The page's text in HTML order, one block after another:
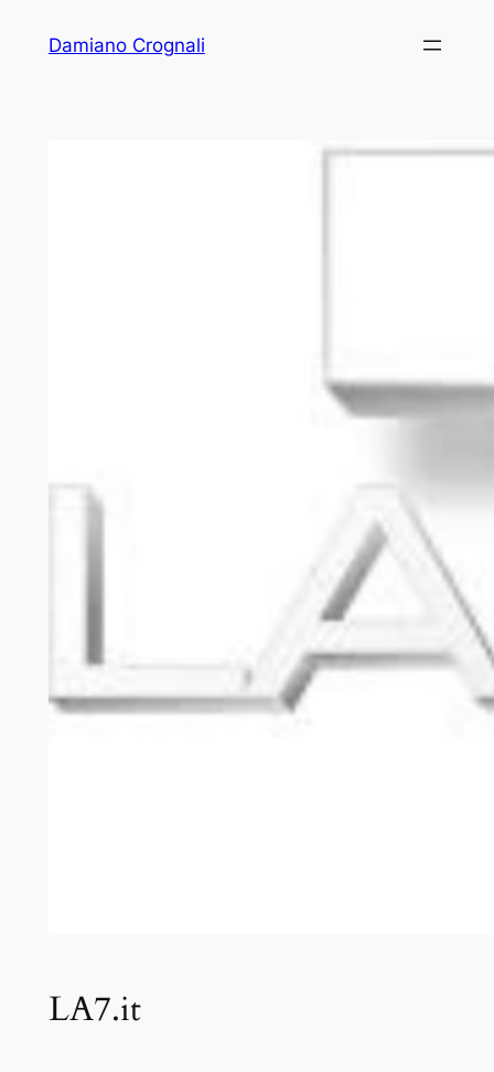
Damiano Crognali
LA7.it